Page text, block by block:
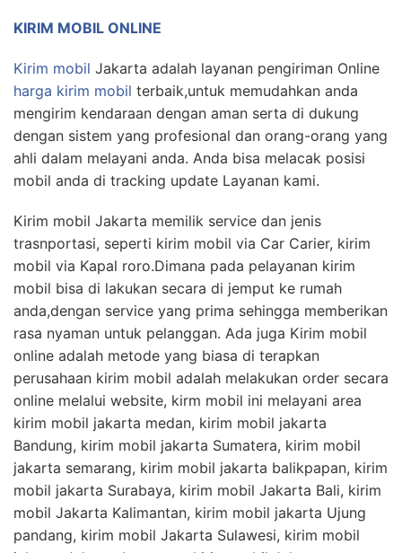
KIRIM MOBIL ONLINE
Kirim mobil Jakarta adalah layanan pengiriman Online
harga kirim mobil terbaik,untuk memudahkan anda
mengirim kendaraan dengan aman serta di dukung
dengan sistem yang profesional dan orang-orang yang
ahli dalam melayani anda. Anda bisa melacak posisi
mobil anda di tracking update Layanan kami.
Kirim mobil Jakarta memilik service dan jenis
trasnportasi, seperti kirim mobil via Car Carier, kirim
mobil via Kapal roro.Dimana pada pelayanan kirim
mobil bisa di lakukan secara di jemput ke rumah
anda,dengan service yang prima sehingga memberikan
rasa nyaman untuk pelanggan. Ada juga Kirim mobil
online adalah metode yang biasa di terapkan
perusahaan kirim mobil adalah melakukan order secara
online melalui website, kirm mobil ini melayani area
kirim mobil jakarta medan, kirim mobil jakarta
Bandung, kirim mobil jakarta Sumatera, kirim mobil
jakarta semarang, kirim mobil jakarta balikpapan, kirim
mobil jakarta Surabaya, kirim mobil Jakarta Bali, kirim
mobil Jakarta Kalimantan, kirim mobil jakarta Ujung
pandang, kirim mobil Jakarta Sulawesi, kirim mobil